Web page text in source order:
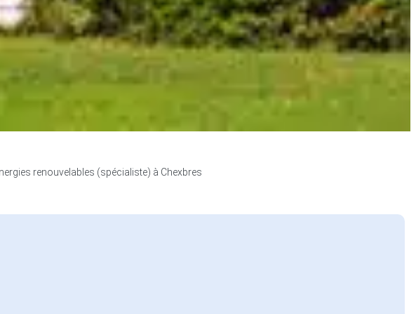
renouvelables (spécialiste) à Chexbres